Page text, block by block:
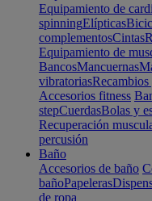
Equipamiento de
spinningElípticas
complementosCintas
Equipamiento de
BancosMancuernas
vibratorias
Accesorios fitness
stepCuerdasBolas y
Recuperación
percusión
Baño
Accesorios de baño
bañoPapeleras
de ropa